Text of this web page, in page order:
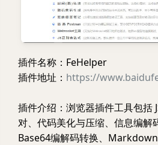
插件名称：FeHelper
插件地址： https://
插件介绍：浏览器插件工具包括
对、代码美化与压缩、信息编解
Base64编解码转换、